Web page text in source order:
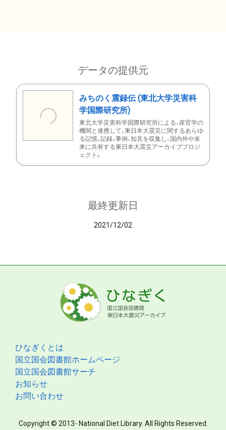
データの提供元
みちのく震録伝 (東北大学災害科
学国際研究所)
東北大学災害科学国際研究所による、産官学の
機関と連携して、東日本大震災に関するあらゆ
る記憶、記録、事例、知見を収集し、国内外や未
来に共有する東日本大震災アーカイブプロジ
ェクト。
最終更新日
2021/12/02
ひなぎくとは
国立国会図書館ホームページ
国立国会図書館サーチ
お知らせ
お問い合わせ
Copyright © 2013- National Diet Library. All Rights Reserved.